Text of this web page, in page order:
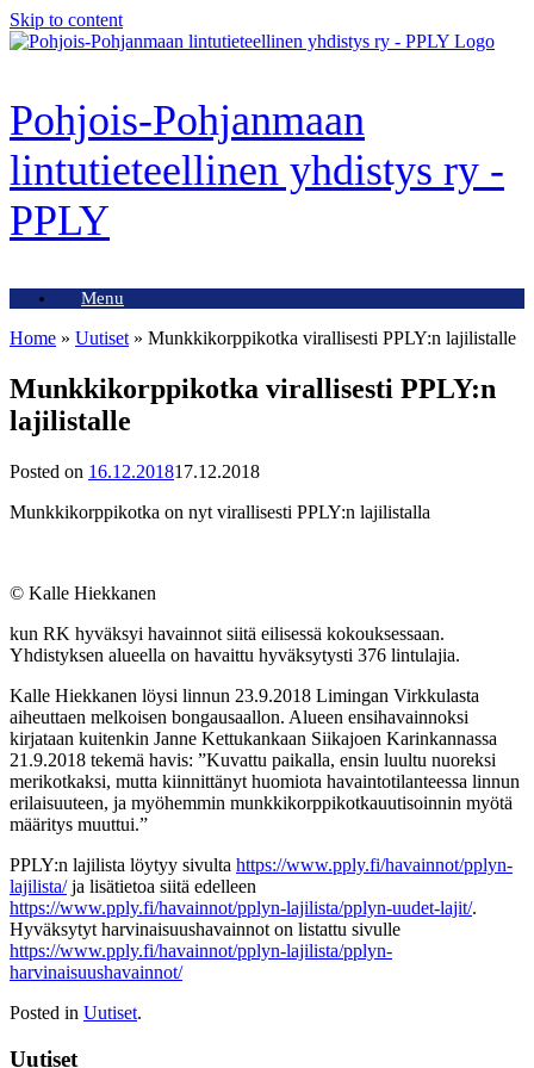
Skip to content
Pohjois-Pohjanmaan
lintutieteellinen yhdistys ry -
PPLY
Menu
Home » Uutiset » Munkkikorppikotka virallisesti PPLY:n lajilistalle
Munkkikorppikotka virallisesti PPLY:n
lajilistalle
Posted on 16.12.201817.12.2018
Munkkikorppikotka on nyt virallisesti PPLY:n lajilistalla
© Kalle Hiekkanen
kun RK hyväksyi havainnot siitä eilisessä kokouksessaan.
Yhdistyksen alueella on havaittu hyväksytysti 376 lintulajia.
Kalle Hiekkanen löysi linnun 23.9.2018 Limingan Virkkulasta
aiheuttaen melkoisen bongausaallon. Alueen ensihavainnoksi
kirjataan kuitenkin Janne Kettukankaan Siikajoen Karinkannassa
21.9.2018 tekemä havis: ”Kuvattu paikalla, ensin luultu nuoreksi
merikotkaksi, mutta kiinnittänyt huomiota havaintotilanteessa linnun
erilaisuuteen, ja myöhemmin munkkikorppikotkauutisoinnin myötä
määritys muuttui.”
PPLY:n lajilista löytyy sivulta https://www.pply.fi/havainnot/pplyn-
lajilista/ja lisätietoa siitä edelleen
https://www.pply.fi/havainnot/pplyn-lajilista/pplyn-uudet-lajit/.
Hyväksytyt harvinaisuushavainnot on listattu sivulle
https://www.pply.fi/havainnot/pplyn-lajilista/pplyn-
harvinaisuushavainnot/
Posted in Uutiset.
Uutiset